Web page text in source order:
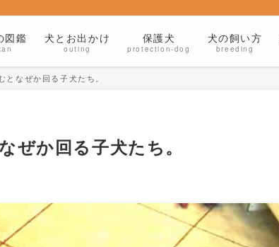
図鑑 犬とお出かけ
outing
保護犬
protection-dog
犬の飼い方
breeding
となぜか回る子犬たち。
ぜか回る子犬たち。